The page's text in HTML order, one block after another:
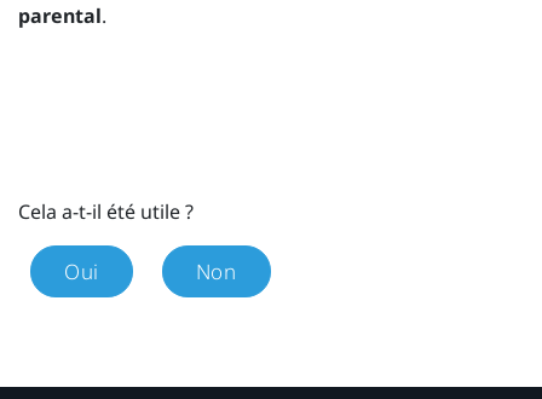
parental.
Cela a-t-il été utile ?
Oui Non